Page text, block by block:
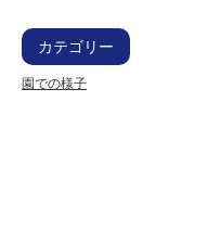
カテゴリー
園での様子